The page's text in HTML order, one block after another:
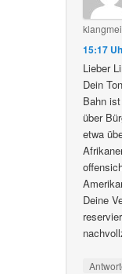
15:17
Lieber
Dein
Bahn
über
etwa
Deine